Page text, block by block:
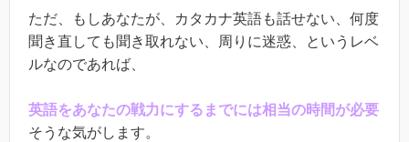
ただ、もしあなたが、カタカナ英語も話せない、何度
聞き直しても聞き取れない、周りに迷惑、というレベ
ルなのであれば、
英語をあなたの戦力にするまでには相当の時間が必要
そうな気がします。